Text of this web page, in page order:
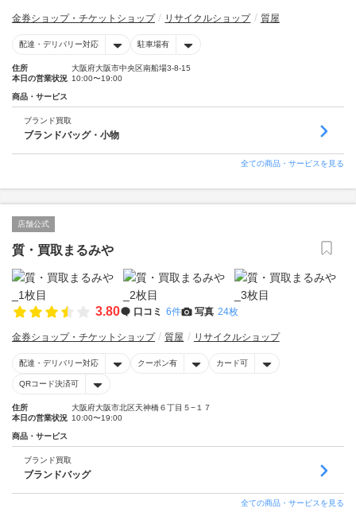
金券ショップ・チケットショップ リサイクルショップ 質屋
配達・デリバリー対応 駐車場有
住所
大阪府大阪市中央区南船場3-8-15
本日の営業状況 10:00〜19:00
商品・サービス
ブランド買取
ブランドバッグ・小物
全ての商品・サービスを見る
店舗公式
質・買取まるみや
3.80 口コミ 6件 写真 24枚
金券ショップ・チケットショップ 質屋 リサイクルショップ
配達・デリバリー対応 クーポン有 カード可
QRコード決済可
住所
大阪府大阪市北区天神橋６丁目５−１７
本日の営業状況 10:00〜19:00
商品・サービス
ブランド買取
ブランドバッグ
全ての商品・サービスを見る